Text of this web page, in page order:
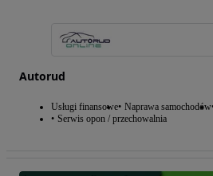
Autorud
Usługi finansowe Naprawa samochodów
Serwis opon / przechowalnia